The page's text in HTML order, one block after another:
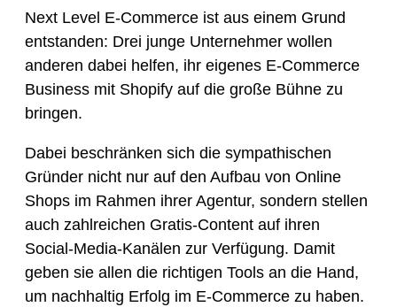
Next Level E-Commerce ist aus einem Grund
entstanden: Drei junge Unternehmer wollen
anderen dabei helfen, ihr eigenes E-Commerce
Business mit Shopify auf die große Bühne zu
bringen.
Dabei beschränken sich die sympathischen
Gründer nicht nur auf den Aufbau von Online
Shops im Rahmen ihrer Agentur, sondern stellen
auch zahlreichen Gratis-Content auf ihren
Social-Media-Kanälen zur Verfügung. Damit
geben sie allen die richtigen Tools an die Hand,
um nachhaltig Erfolg im E-Commerce zu haben.